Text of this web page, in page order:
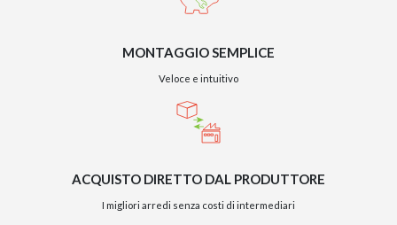
MONTAGGIO SEMPLICE
Veloce e intuitivo
ACQUISTO DIRETTO DAL PRODUTTORE
I migliori arredi senza costi di intermediari